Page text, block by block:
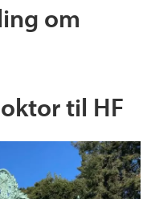
om
til HF